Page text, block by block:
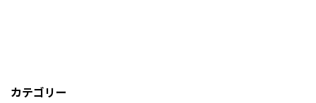
カテゴリー